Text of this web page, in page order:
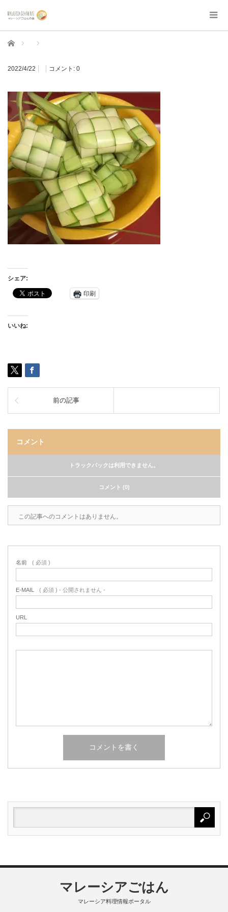
ホーム
2022/4/22 コメント: 0
シェア:
印刷
いいね:
前の記事
コメント
トラックバックは利用できません。
コメント (0)
この記事へのコメントはありません。
名前 ( 必須 )
E-MAIL ( 必須 ) - 公開されません -
URL
マレーシアごはん
マレーシア料理情報ポータル